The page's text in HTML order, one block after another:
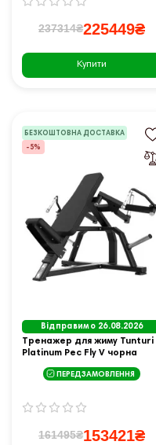
237314₴225449₴
Купити
БЕЗКОШТОВНА ДОСТАВКА
-5%
Відправимо 26.08.2026
Тренажер для жиму Tunturi
Platinum Pec Fly V чорна
ПЕРЕДЗАМОВЛЕННЯ
161495₴153421₴